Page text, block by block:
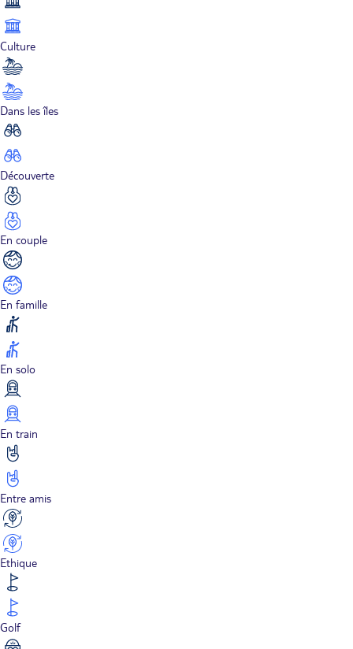
Culture
Dans les îles
Découverte
En couple
En famille
En solo
En train
Entre amis
Ethique
Golf